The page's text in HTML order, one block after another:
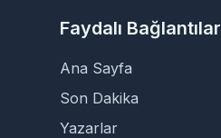
Faydalı Bağlantılar
Ana Sayfa
Son Dakika
Yazarlar